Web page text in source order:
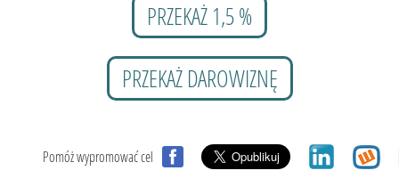
PRZEKAŻ 1,5 %
PRZEKAŻ DAROWIZNĘ
Pomóż wypromować cel